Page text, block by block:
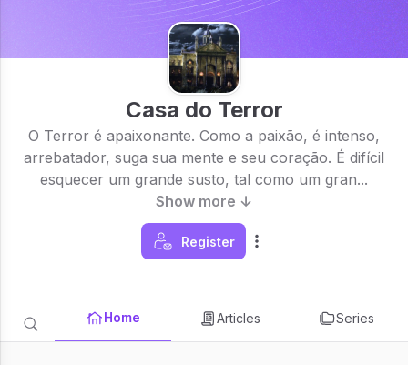
Casa do Terror
O Terror é apaixonante. Como a paixão, é intenso,
arrebatador, suga sua mente e seu coração. É difícil
esquecer um grande susto, tal como um gran...
Show more ↓
Register
Home Articles Series